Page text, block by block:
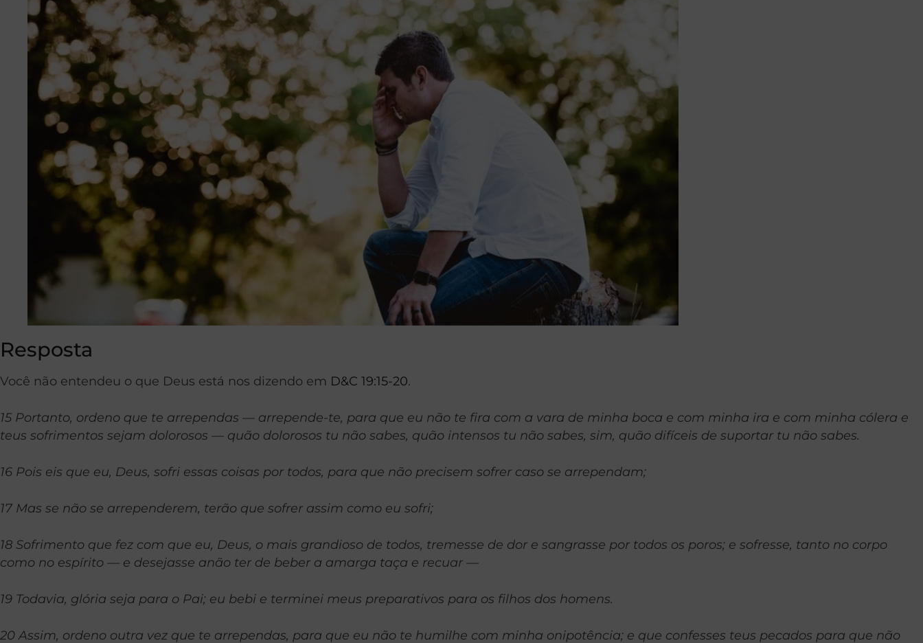
Resposta
Você não entendeu o que Deus está nos dizendo em D&C 19:15-20.
15 Portanto, ordeno que te arrependas — arrepende-te, para que eu não te fira com a vara de minha boca e com minha ira e com minha cólera e
teus sofrimentos sejam dolorosos — quão dolorosos tu não sabes, quão intensos tu não sabes, sim, quão difíceis de suportar tu não sabes.
16 Pois eis que eu, Deus, sofri essas coisas por todos, para que não precisem sofrer caso se arrependam;
17 Mas se não se arrependerem, terão que sofrer assim como eu sofri;
18 Sofrimento que fez com que eu, Deus, o mais grandioso de todos, tremesse de dor e sangrasse por todos os poros; e sofresse, tanto no corpo
como no espírito — e desejasse anão ter de beber a amarga taça e recuar —
19 Todavia, glória seja para o Pai; eu bebi e terminei meus preparativos para os filhos dos homens.
20 Assim, ordeno outra vez que te arrependas, para que eu não te humilhe com minha onipotência; e que confesses teus pecados para que não